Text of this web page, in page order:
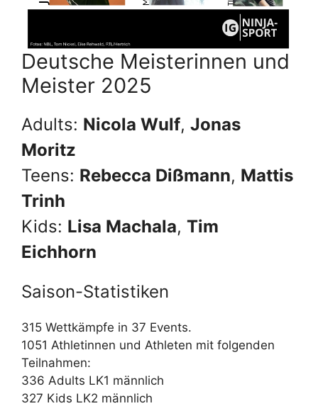
Deutsche Meisterinnen und
Meister 2025
Adults: Nicola Wulf, Jonas
Moritz
Teens: Rebecca Dißmann, Mattis
Trinh
Kids: Lisa Machala, Tim
Eichhorn
Saison-Statistiken
315 Wettkämpfe in 37 Events.
1051 Athletinnen und Athleten mit folgenden
Teilnahmen:
336 Adults LK1 männlich
327 Kids LK2 männlich